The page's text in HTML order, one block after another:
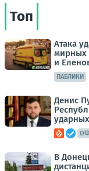
Топ
Атака
мирных
и
ПАБЛИКИ
Денис
В